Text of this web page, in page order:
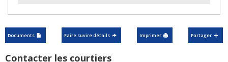
Documents Faire suvire détails Imprimer Partager
Contacter les courtiers